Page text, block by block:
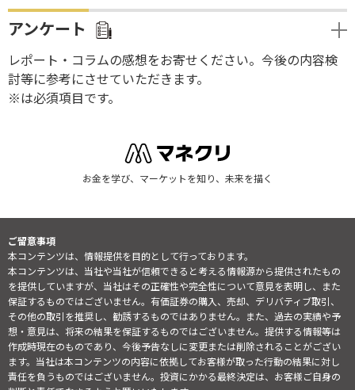
アンケート
レポート・コラムの感想をお寄せください。今後の内容検
討等に参考にさせていただきます。
※は必須項目です。
お金を学び、マーケットを知り、未来を描く
ご留意事項
本コンテンツは、情報提供を目的として行っております。
本コンテンツは、当社や当社が信頼できると考える情報源から提供されたもの
を提供していますが、当社はその正確性や完全性について意見を表明し、また
保証するものではございません。有価証券の購入、売却、デリバティブ取引、
その他の取引を推奨し、勧誘するものではありません。また、過去の実績や予
想・意見は、将来の結果を保証するものではございません。提供する情報等は
作成時現在のものであり、今後予告なしに変更または削除されることがござい
ます。当社は本コンテンツの内容に依拠してお客様が取った行動の結果に対し
責任を負うものではございません。投資にかかる最終決定は、お客様ご自身の